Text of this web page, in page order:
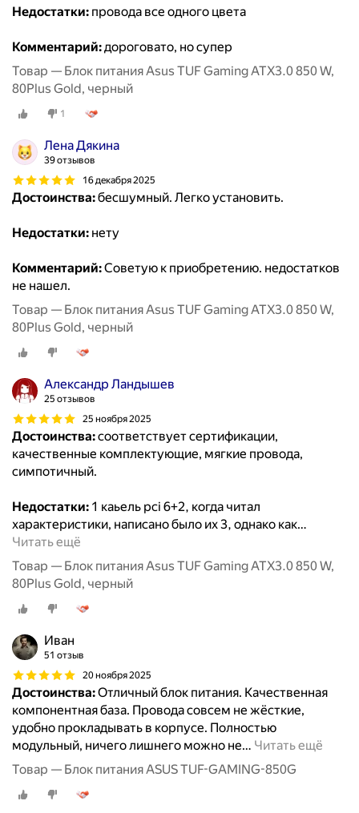
Недостатки: провода все одного цвета
Комментарий:дороговато, но супер
Товар — Блок питания Asus TUF Gaming ATX3.0 850 W,
80Plus Gold, черный
1
Лена Дякина
39 отзывов
16 декабря 2025
Достоинства:бесшумный. Легко установить.
Недостатки: нету
Комментарий:Советую к приобретению. недостатков
не нашел.
Товар — Блок питания Asus TUF Gaming ATX3.0 850 W,
80Plus Gold, черный
Александр Ландышев
25 отзывов
25 ноября 2025
Достоинства:соответствует сертификации,
качественные комплектующие, мягкие провода,
симпотичный.
Недостатки: 1 каьель pci 6+2, когда читал
характеристики, написано было их 3, однако как…
Читать ещё
Товар — Блок питания Asus TUF Gaming ATX3.0 850 W,
80Plus Gold, черный
Иван
51 отзыв
20 ноября 2025
Достоинства:Отличный блок питания. Качественная
компонентная база. Провода совсем не жёсткие,
удобно прокладывать в корпусе. Полностью
модульный, ничего лишнего можно не… Читать ещё
Товар — Блок питания ASUS TUF-GAMING-850G